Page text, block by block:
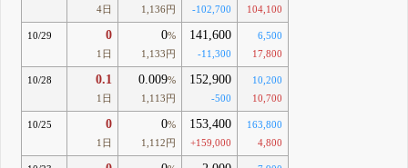
4日
1,136円
-102,700
104,100
10/29 0
1日
0%
1,133円
141,600
-11,300
6,500
17,800
10/28 0.1
1日
0.009%
1,113円
152,900
-500
10,200
10,700
10/25 0
1日
0%
1,112円
153,400
+159,000
163,800
4,800